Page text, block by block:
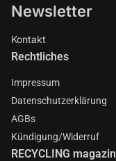
Newsletter
Kontakt
Rechtliches
Impressum
Datenschutzerklärung
AGBs
Kündigung/Widerruf
RECYCLING magazin